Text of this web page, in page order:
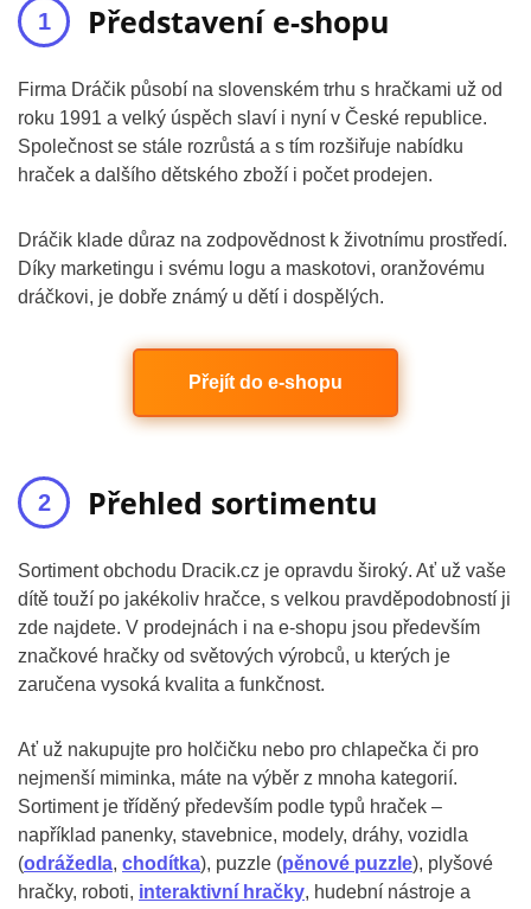
Představení e-shopu
Firma Dráčik působí na slovenském trhu s hračkami už od
roku 1991 a velký úspěch slaví i nyní v České republice.
Společnost se stále rozrůstá a s tím rozšiřuje nabídku
hraček a dalšího dětského zboží i počet prodejen.
Dráčik klade důraz na zodpovědnost k životnímu prostředí.
Díky marketingu i svému logu a maskotovi, oranžovému
dráčkovi, je dobře známý u dětí i dospělých.
Přejít do e-shopu
Přehled sortimentu
Sortiment obchodu Dracik.cz je opravdu široký. Ať už vaše
dítě touží po jakékoliv hračce, s velkou pravděpodobností ji
zde najdete. V prodejnách i na e-shopu jsou především
značkové hračky od světových výrobců, u kterých je
zaručena vysoká kvalita a funkčnost.
Ať už nakupujte pro holčičku nebo pro chlapečka či pro
nejmenší miminka, máte na výběr z mnoha kategorií.
Sortiment je tříděný především podle typů hraček –
například panenky, stavebnice, modely, dráhy, vozidla
(odrážedla, chodítka), puzzle (pěnové puzzle), plyšové
hračky, roboti, interaktivní hračky, hudební nástroje a